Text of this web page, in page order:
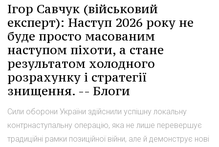
Ігор Савчук (військовий
експерт): Наступ 2026 року не
буде просто масованим
наступом піхоти, а стане
результатом холодного
розрахунку і стратегії
знищення. -- Блоги
Сили оборони України здійснили успішну локальну
контрнаступальну операцію, яка не лише перевершує
традиційні рамки позиційної війни, але й демонструє нові